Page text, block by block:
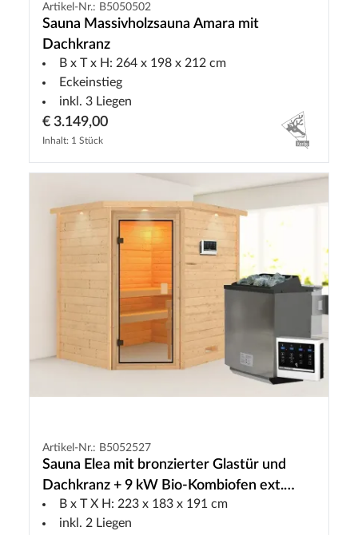
Artikel-Nr.: B5050502
Sauna Massivholzsauna Amara mit
Dachkranz
B x T x H: 264 x 198 x 212 cm
Eckeinstieg
inkl. 3 Liegen
€ 3.149,00
Inhalt: 1 Stück
Artikel-Nr.: B5052527
Sauna Elea mit bronzierter Glastür und
Dachkranz + 9 kW Bio-Kombiofen ext.
Strg.B x T X H: 223 x 183 x 191 cm
inkl. 2 Liegen